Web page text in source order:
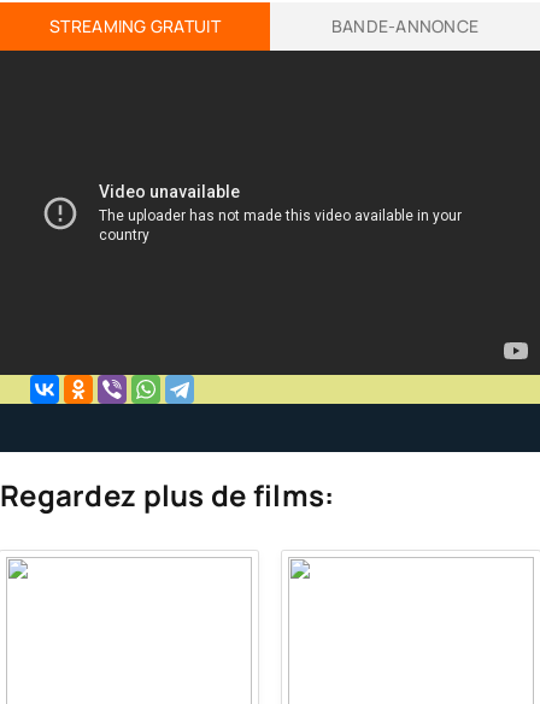
STREAMING GRATUIT BANDE-ANNONCE
Regardez plus de films: